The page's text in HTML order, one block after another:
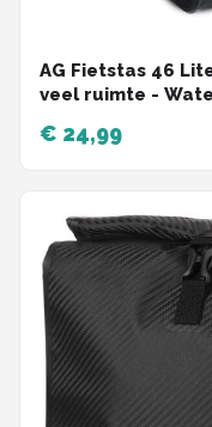
AG Fietstas 46
veel ruimte -
fietstassen -
€ 24,99